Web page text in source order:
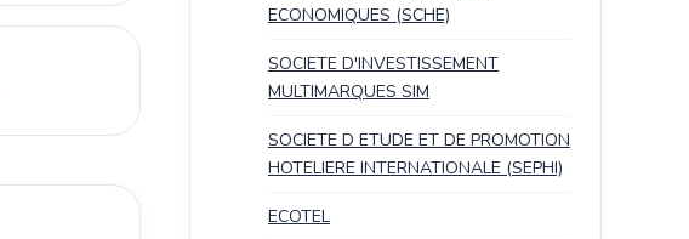
ECONOMIQUES (SCHE)
SOCIETE D'INVESTISSEMENT
MULTIMARQUES SIM
SOCIETE D ETUDE ET DE PROMOTION
HOTELIERE INTERNATIONALE (SEPHI)
ECOTEL